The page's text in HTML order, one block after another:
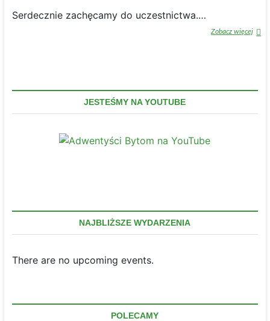
Serdecznie zachęcamy do uczestnictwa.…
Zobacz więcej19-
JESTEŚMY NA YOUTUBE
NAJBLIŻSZE WYDARZENIA
There are no upcoming events.
POLECAMY